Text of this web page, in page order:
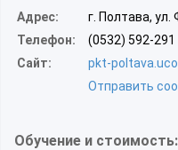
Адрес:
г. Полтава, ул.
Телефон:
(0532) 592-291
Сайт:
pkt-
Отправить
Обучение и стоимость: